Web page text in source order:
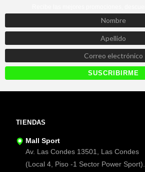
TIENDAS
Mall Sport
Av. Las Condes 13501, Las Condes
(Local 4, Piso -1 Sector Power Sport).